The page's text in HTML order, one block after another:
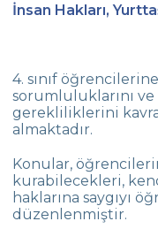
İnsan Hakları,
4. sınıf
sorumluluklarını
gerekliliklerini
almaktadır.
Konular,
kurabilecekleri,
haklarına saygıyı
düzenlenmiştir.